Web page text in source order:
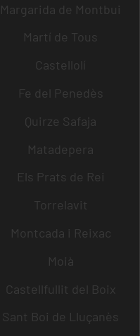
Margarida de Montbui
Martí de Tous
Castellolí
Fe del Penedès
Quirze Safaja
Matadepera
Els Prats de Rei
Torrelavit
Montcada i Reixac
Moià
Castellfullit del Boix
Sant Boi de Lluçanès